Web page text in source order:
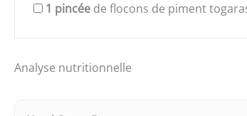
1 pincée de flocons de piment
Analyse nutritionnelle